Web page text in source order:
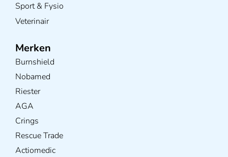
Sport & Fysio
Veterinair
Merken
Burnshield
Nobamed
Riester
AGA
Crings
Rescue Trade
Actiomedic